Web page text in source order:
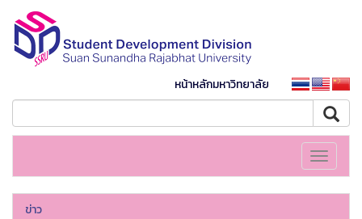
หน้าหลักมหาวิทยาลัย
Toggle
ข่าว